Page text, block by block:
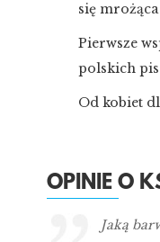
się
Pierwsze
polskich
Od kobiet
OPINIE O
Jaką